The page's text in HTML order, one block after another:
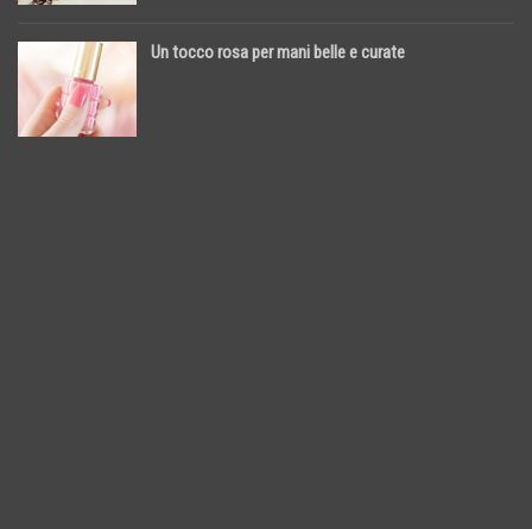
Un tocco rosa per mani belle e curate